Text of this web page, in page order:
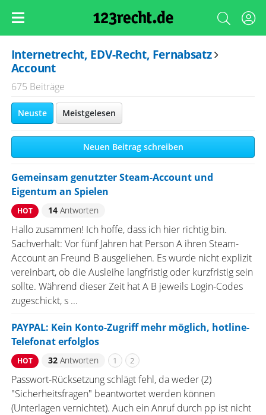
Internetrecht, EDV-Recht, Fernabsatz
Account
675 Beiträge
Neuste Meistgelesen
Neuen Beitrag schreiben
Gemeinsam genutzter Steam-Account und
Eigentum an Spielen
HOT 14Antworten
Hallo zusammen! Ich hoffe, dass ich hier richtig bin.
Sachverhalt: Vor fünf Jahren hat Person A ihren Steam-
Account an Freund B ausgeliehen. Es wurde nicht explizit
vereinbart, ob die Ausleihe langfristig oder kurzfristig sein
sollte. Während dieser Zeit hat A B jeweils Login-Codes
zugeschickt, s ...
PAYPAL: Kein Konto-Zugriff mehr möglich, hotline-
Telefonat erfolglos
HOT 32Antworten 1 2
Passwort-Rücksetzung schlägt fehl, da weder (2)
"Sicherheitsfragen" beantwortet werden können
(Unterlagen vernichtet). Auch ein Anruf durch pp ist nicht